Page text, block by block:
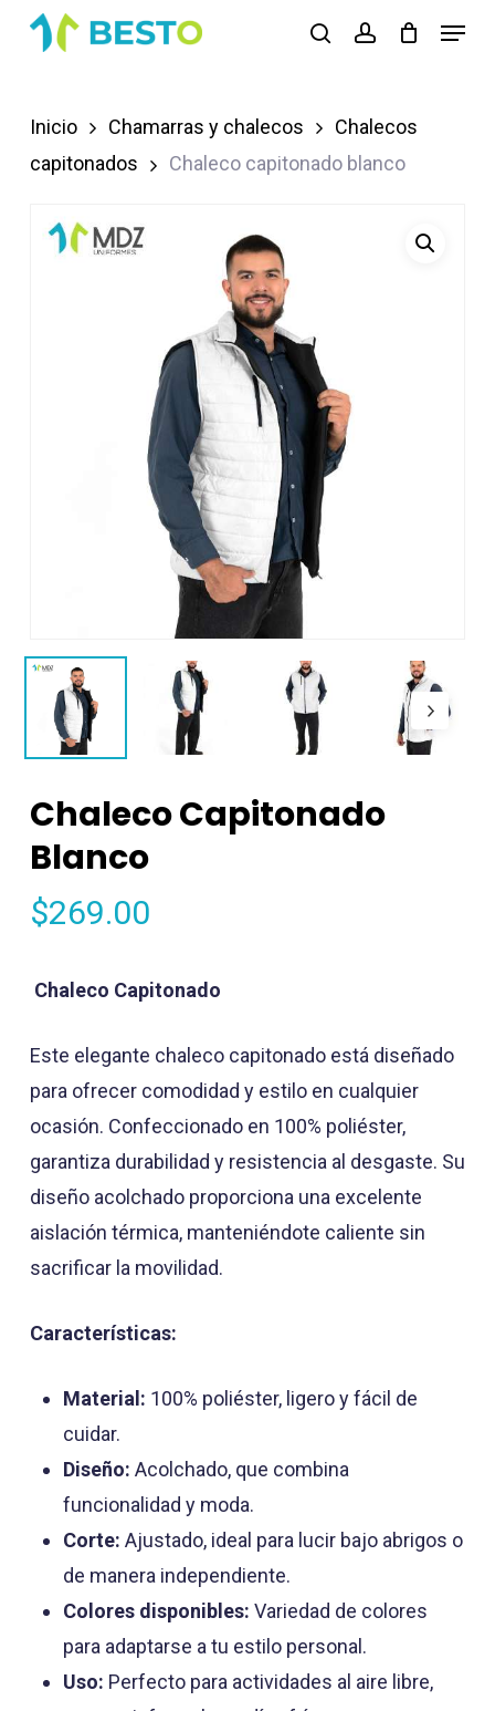
Skip
content
searchaccount
Menu
Inicio Chamarras y chalecos
Chalecos
capitonados
Chaleco capitonado blanco
Chaleco Capitonado
Blanco
$269.00
Chaleco Capitonado
Este elegante chaleco capitonado está diseñado
para ofrecer comodidad y estilo en cualquier
ocasión. Confeccionado en 100% poliéster,
garantiza durabilidad y resistencia al desgaste. Su
diseño acolchado proporciona una excelente
aislación térmica, manteniéndote caliente sin
sacrificar la movilidad.
Características:
Material: 100% poliéster, ligero y fácil de
cuidar.
Diseño: Acolchado, que combina
funcionalidad y moda.
Corte: Ajustado, ideal para lucir bajo abrigos o
de manera independiente.
Colores disponibles: Variedad de colores
para adaptarse a tu estilo personal.
Uso: Perfecto para actividades al aire libre,